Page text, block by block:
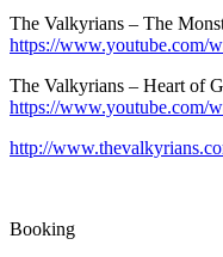
The Valkyrians – The
https://www.youtube.com/
The Valkyrians – Heart of
https://www.youtube.com/
http://
Booking